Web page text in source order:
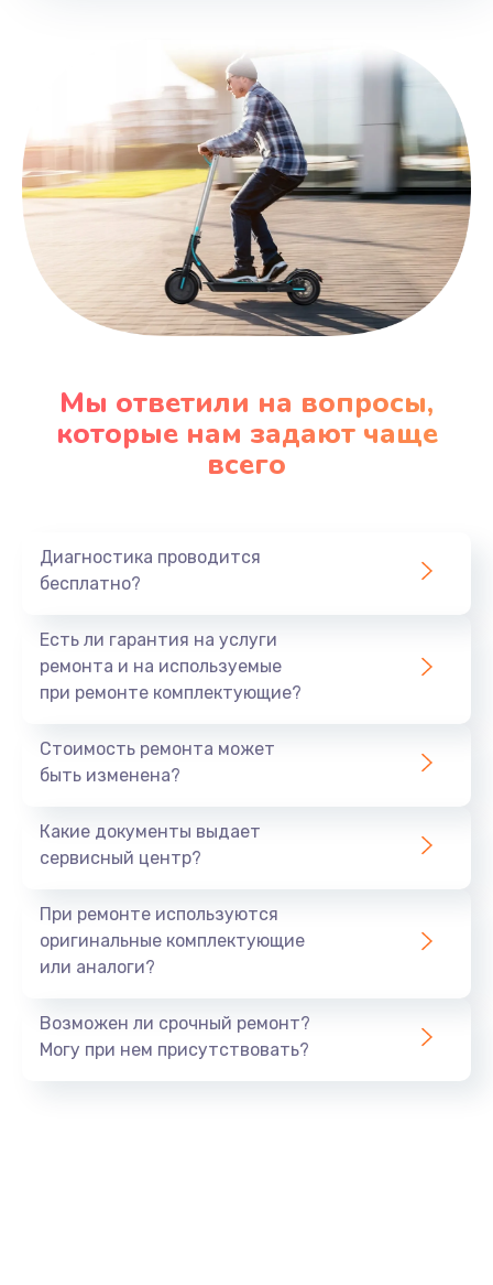
Мы ответили на вопросы,
которые нам задают чаще
всего
Диагностика проводится
бесплатно?
Есть ли гарантия на услуги
ремонта и на используемые
при ремонте комплектующие?
Стоимость ремонта может
быть изменена?
Какие документы выдает
сервисный центр?
При ремонте используются
оригинальные комплектующие
или аналоги?
Возможен ли срочный ремонт?
Могу при нем присутствовать?